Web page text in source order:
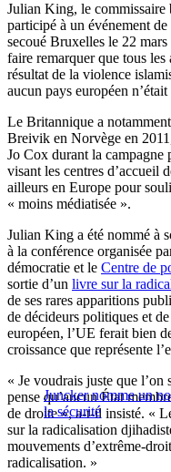
Julian King, le commissaire
participé à un événement
secoué Bruxelles le 22
faire remarquer que tous les
résultat de la violence
aucun pays européen
Le Britannique a
Breivik en Norvège en
Jo Cox durant la campagne
visant les centres d’accueil
ailleurs en Europe pour
« moins médiatisée ».
Julian King a été nommé à
à la conférence organisée
démocratie et le Centre de
sortie d’un livre sur la
de ses rares apparitions
de décideurs politiques et
européen, l’UE ferait bien
croissance que représente
Juncker nomme un
la sécurité
« Je voudrais juste que l’on
pense qu’aucun État
de droite », a-t-il insisté. «
sur la radicalisation
mouvements d’extrême-
radicalisation. »